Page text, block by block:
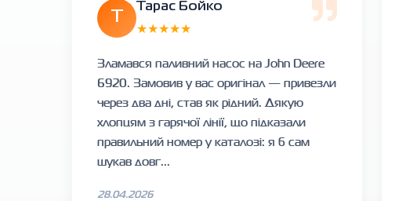
Тарас Бойко
★★★★★
Зламався паливний насос на John Deere
6920. Замовив у вас оригінал — привезли
через два дні, став як рідний. Дякую
хлопцям з гарячої лінії, що підказали
правильний номер у каталозі: я б сам
шукав довг...
28.04.2026